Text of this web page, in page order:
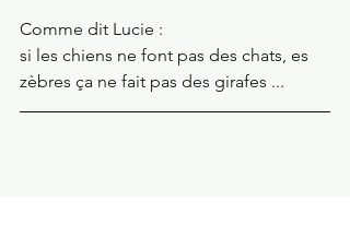
Comme dit Lucie :
si les chiens ne font pas des chats, es
zèbres ça ne fait pas des girafes ...